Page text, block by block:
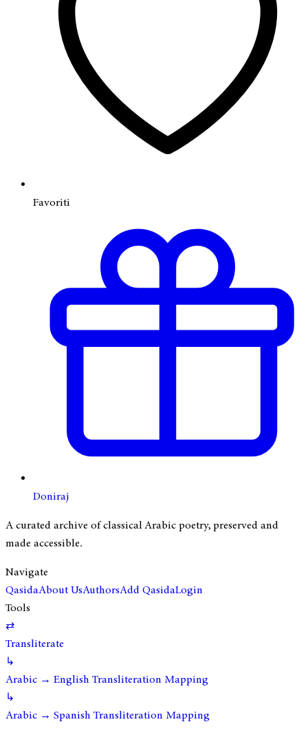
Favoriti
Doniraj
A curated archive of classical Arabic poetry, preserved and
made accessible.
Navigate
QasidaAbout UsAuthorsAdd QasidaLogin
Tools
⇄
Transliterate
↳
Arabic → English Transliteration Mapping
↳
Arabic → Spanish Transliteration Mapping